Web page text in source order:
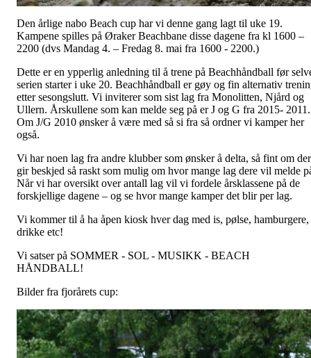
Den årlige nabo Beach cup har vi denne gang lagt til uke 19.
Kampene spilles på Øraker Beachbane disse dagene fra kl 1600 –
2200 (dvs Mandag 4. – Fredag 8. mai fra 1600 - 2200.)
Dette er en ypperlig anledning til å trene på Beachhåndball før
serien starter i uke 20. Beachhåndball er gøy og fin alternativ
etter sesongslutt. Vi inviterer som sist lag fra Monolitten, Njård og
Ullern. Årskullene som kan melde seg på er J og G fra 2015- 2011.
Om J/G 2010 ønsker å være med så si fra så ordner vi kamper her
også.
Vi har noen lag fra andre klubber som ønsker å delta, så fint om
gir beskjed så raskt som mulig om hvor mange lag dere vil melde
Når vi har oversikt over antall lag vil vi fordele årsklassene på de
forskjellige dagene – og se hvor mange kamper det blir per lag.
Vi kommer til å ha åpen kiosk hver dag med is, pølse, hamburgere,
drikke etc!
Vi satser på SOMMER - SOL - MUSIKK - BEACH
HÅNDBALL!
Bilder fra fjorårets cup: